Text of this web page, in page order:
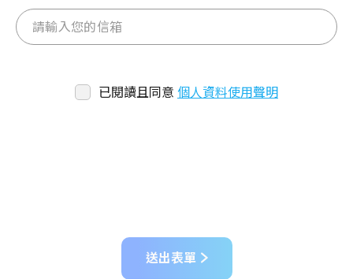
已閱讀且同意 個人資料使用聲明
送出表單